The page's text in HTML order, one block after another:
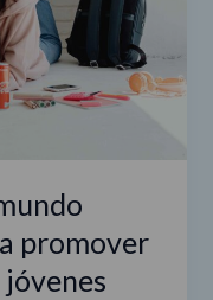
promover
jóvenes